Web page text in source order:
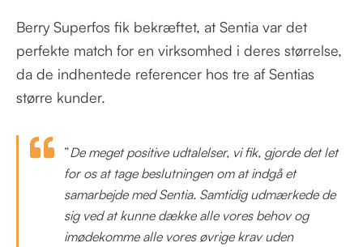
Berry Superfos fik bekræftet, at Sentia var det
perfekte match for en virksomhed i deres størrelse,
da de indhentede referencer hos tre af Sentias
større kunder.
”De meget positive udtalelser, vi fik, gjorde det let
for os at tage beslutningen om at indgå et
samarbejde med Sentia. Samtidig udmærkede de
sig ved at kunne dække alle vores behov og
imødekomme alle vores øvrige krav uden